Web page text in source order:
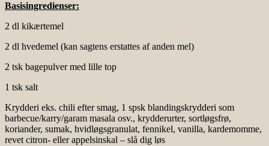
Basisingredienser:
2 dl kikærtemel
2 dl hvedemel (kan sagtens erstattes af anden mel)
2 tsk bagepulver med lille top
1 tsk salt
Krydderi eks. chili efter smag, 1 spsk blandingskrydderi som
barbecue/karry/garam masala osv., krydderurter, sortløgsfrø,
koriander, sumak, hvidløgsgranulat, fennikel, vanilla, kardemomme,
revet citron- eller appelsinskal – slå dig løs